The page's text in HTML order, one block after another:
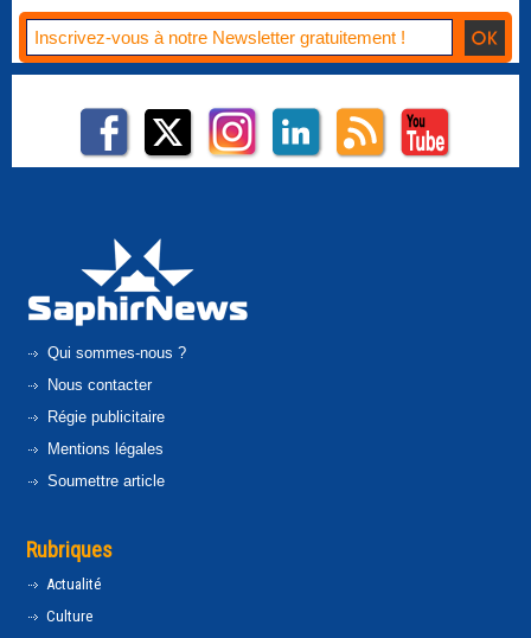
Qui sommes-nous ?
Nous contacter
Régie publicitaire
Mentions légales
Soumettre article
Rubriques
Actualité
Culture